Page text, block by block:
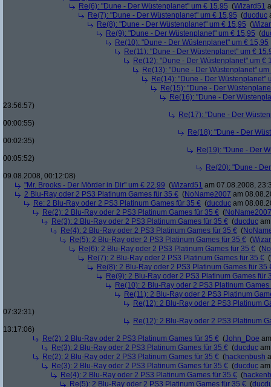
Re(6): "Dune - Der Wüstenplanet" um € 15,95 (Wizard51
Re(7): "Dune - Der Wüstenplanet" um € 15,95 (ducduc
Re(8): "Dune - Der Wüstenplanet" um € 15,95 (
Re(9): "Dune - Der Wüstenplanet" um € 15,95 (
Re(10): "Dune - Der Wüstenplanet" um € 15,95
Re(11): "Dune - Der Wüstenplanet" um €
Re(12): "Dune - Der Wüstenplanet" um €
Re(13): "Dune - Der Wüstenplanet"
Re(14): "Dune - Der Wüstenplanet"
Re(15): "Dune - Der
Re(16): "Dune - Der
23:56:57)
Re(17): "Dune - Der
00:00:55)
Re(18): "Dune - Der
00:02:35)
Re(19): "Dune - Der
00:05:52)
Re(20): "Dune -
09.08.2008, 00:12:08)
"Mr. Brooks - Der Mörder in Dir" um € 22,99 (Wizard51 am 07.08.2008,
2 Blu-Ray oder 2 PS3 Platinum Games für 35 € (NoName2007 am
Re: 2 Blu-Ray oder 2 PS3 Platinum Games für 35 € (ducduc am
Re(2): 2 Blu-Ray oder 2 PS3 Platinum Games für 35 € (NoName2007
Re(3): 2 Blu-Ray oder 2 PS3 Platinum Games für 35 € (ducduc
Re(4): 2 Blu-Ray oder 2 PS3 Platinum Games für 35 € (
Re(5): 2 Blu-Ray oder 2 PS3 Platinum Games für 35 € (
Re(6): 2 Blu-Ray oder 2 PS3 Platinum Games für 35 € (
Re(7): 2 Blu-Ray oder 2 PS3 Platinum Games für 35 € (
Re(8): 2 Blu-Ray oder 2 PS3 Platinum Games für 35
Re(9): 2 Blu-Ray oder 2 PS3 Platinum Games für
Re(10): 2 Blu-Ray oder 2 PS3 Platinum Games
Re(11): 2 Blu-Ray oder 2 PS3 Platinum
Re(12): 2 Blu-Ray oder 2 PS3 Platinum
07:32:31)
Re(12): 2 Blu-Ray oder 2 PS3 Platinum
13:17:06)
Re(2): 2 Blu-Ray oder 2 PS3 Platinum Games für 35 € (John_Doe
Re(3): 2 Blu-Ray oder 2 PS3 Platinum Games für 35 € (ducduc
Re(2): 2 Blu-Ray oder 2 PS3 Platinum Games für 35 € (hackenbush
Re(3): 2 Blu-Ray oder 2 PS3 Platinum Games für 35 € (ducduc
Re(4): 2 Blu-Ray oder 2 PS3 Platinum Games für 35 € (
Re(5): 2 Blu-Ray oder 2 PS3 Platinum Games für 35 € (